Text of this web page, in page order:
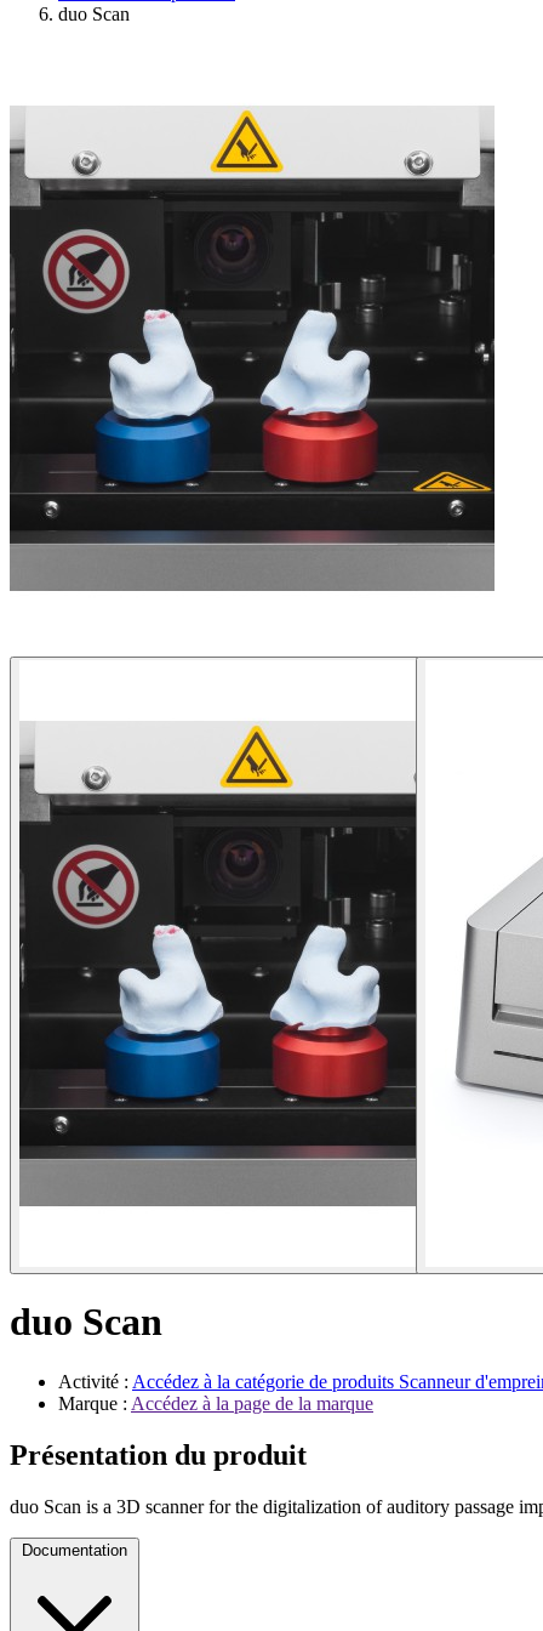
Évènements
duo Scan
duo Scan
Activité : Accédez à la catégorie de produits Scanneur
Marque : Accédez à la page de la marque
Présentation du produit
duo Scan is a 3D scanner for the digitalization of auditory passage
Documentation